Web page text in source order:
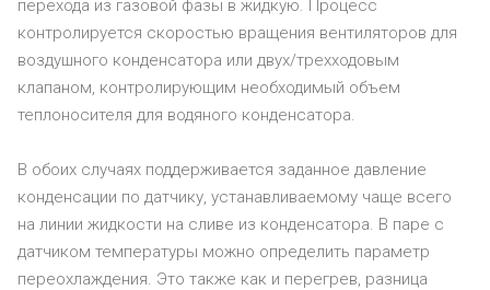
перехода из газовой фазы в жидкую. Процесс
контролируется скоростью вращения вентиляторов для
воздушного конденсатора или двух/трехходовым
клапаном, контролирующим необходимый объем
теплоносителя для водяного конденсатора.
В обоих случаях поддерживается заданное давление
конденсации по датчику, устанавливаемому чаще всего
на линии жидкости на сливе из конденсатора. В паре с
датчиком температуры можно определить параметр
переохлаждения. Это также как и перегрев, разница